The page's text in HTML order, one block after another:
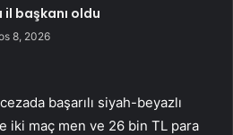
il başkanı oldu
8, 2026
başarılı siyah-beyazlı
iki maç men ve 26 bin TL para